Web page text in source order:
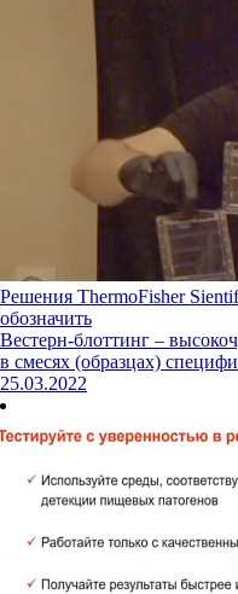
Решения ThermoFisher
обозначить
Вестерн-блоттинг –
в смесях (образцах)
25.03.2022